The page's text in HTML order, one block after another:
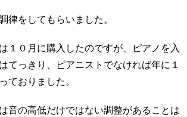
律をしてもらいました。
１０月に購入したのですが、ピアノを入
てっきり、ピアニストでなければ年に１
ておりました。
音の高低だけではない調整があることは